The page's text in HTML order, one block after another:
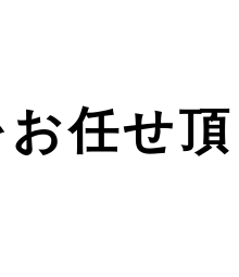
任せ